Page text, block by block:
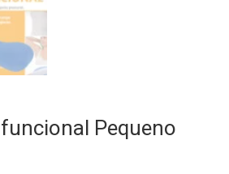
Pequeno